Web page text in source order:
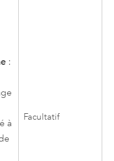
:
à
Facultatif